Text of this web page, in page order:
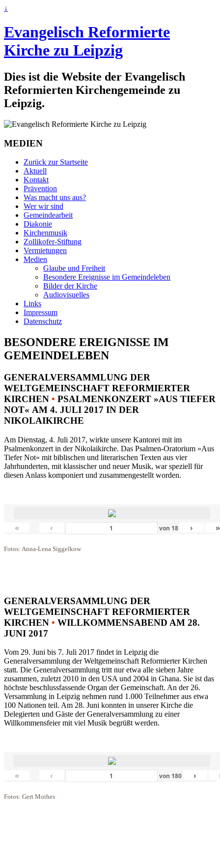
↓
Evangelisch Reformierte
Kirche zu Leipzig
Dies ist die Website der Evangelisch
Reformierten Kirchengemeinde zu
Leipzig.
MEDIEN
Zurück zur Startseite
Aktuell
Kontakt
Prävention
Was macht uns aus?
Wer wir sind
Gemeindearbeit
Diakonie
Kirchenmusik
Zollikofer-Stiftung
Vermietungen
Medien
Glaube und Freiheit
Besondere Ereignisse im Gemeindeleben
Bilder der Kirche
Audiovisuelles
Links
Impressum
Datenschutz
BESONDERE EREIGNISSE IM
GEMEINDELEBEN
GENERALVERSAMMLUNG DER
WELTGEMEINSCHAFT REFORMIERTER
KIRCHEN • PSALMENKONZERT »AUS TIEFER
NOT« AM 4. JULI 2017 IN DER
NIKOLAIKIRCHE
Am Dienstag, 4. Juli 2017, wirkte unsere Kantorei mit im
Psalmenkonzert in der Nikolaikirche. Das Psalmen-Oratorium »Aus
Tiefer Not« mit biblischen und literarischen Texten aus vier
Jahrhunderten, mit klassischer und neuer Musik, war speziell für
diesen Anlass komponiert und zusammengestellt worden.
« ‹ von 18 › »
Fotos: Anna-Lena Siggelkow
GENERALVERSAMMLUNG DER
WELTGEMEINSCHAFT REFORMIERTER
KIRCHEN • WILLKOMMENSABEND AM 28.
JUNI 2017
Vom 29. Juni bis 7. Juli 2017 findet in Leipzig die
Generalversammlung der Weltgemeinschaft Reformierter Kirchen
statt. Die Generalversammlung tritt nur etwa alle sieben Jahre
zusammen, zuletzt 2010 in den USA und 2004 in Ghana. Sie ist das
höchste beschlussfassende Organ der Gemeinschaft. An der 26.
Versammlung in Leipzig nehmen rund 1.000 Teilnehmer aus etwa
100 Nationen teil. Am 28. Juni konnten in unserer Kirche die
Delegierten und Gäste der Generalversammlung zu einer
Willkommensfeier mit viel Musik begrüßt werden.
« ‹ von 180 ›
Fotos: Gert Mothes